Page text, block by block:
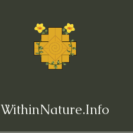
WithinNature.Info